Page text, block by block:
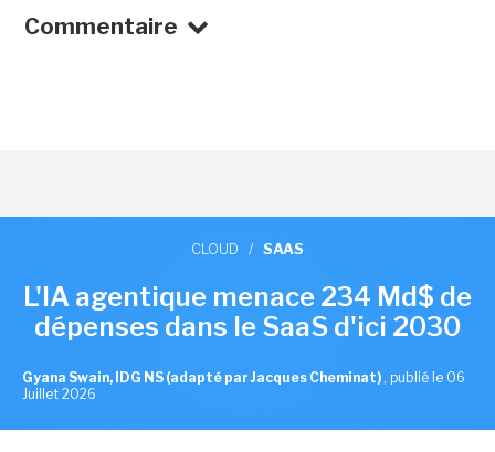
Commentaire
CLOUD / SAAS
L'IA agentique menace 234 Md$ de
dépenses dans le SaaS d'ici 2030
Gyana Swain, IDG NS (adapté par Jacques Cheminat) , publié le 06
Juillet 2026